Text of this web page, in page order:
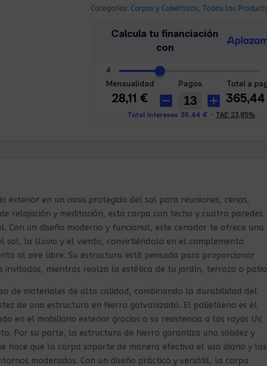
Categorías: Carpas y Cobertizos, Todos los
exterior en un oasis protegido del sol para reuniones, cenas,
relajación y meditación, esta carpa con techo y cuatro paredes
Con un diseño moderno y funcional, este cenador te ofrece una
sol, la lluvia y el viento, convirtiéndolo en el complemento
al aire libre. Su estructura está pensada para proporcionar
invitados, mientras realza la estética de tu jardín, terraza o
de materiales de alta calidad, combinando la durabilidad del
de una estructura en hierro galvanizado. El polietileno es el
en el mobiliario exterior gracias a su resistencia a los rayos UV,
Por su parte, la estructura de hierro garantiza una solidez y
hace que la carpa soporte de manera efectiva el uso diario y las
moderados. Con un diseño práctico y versátil, la carpa